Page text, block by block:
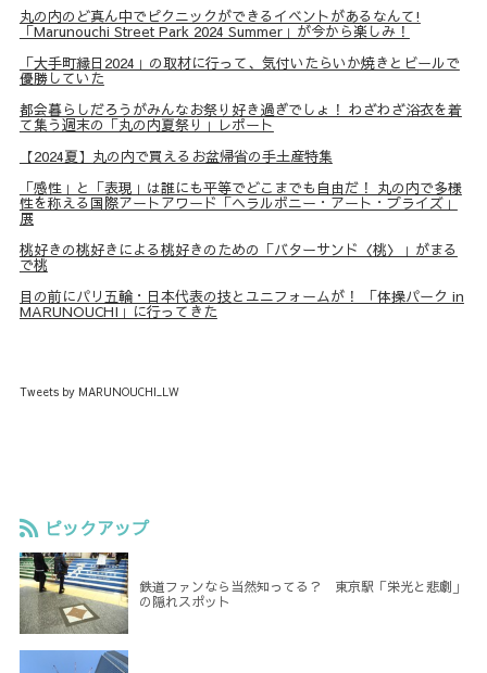
丸の内のど真ん中でピクニックができるイベントがあるなんて!
「Marunouchi Street Park 2024 Summer」が今から楽しみ！
「大手町縁日2024」の取材に行って、気付いたらいか焼きとビールで
優勝していた
都会暮らしだろうがみんなお祭り好き過ぎでしょ！ わざわざ浴衣を着
て集う週末の「丸の内夏祭り」レポート
【2024夏】丸の内で買えるお盆帰省の手土産特集
「感性」と「表現」は誰にも平等でどこまでも自由だ！ 丸の内で多様
性を称える国際アートアワード「ヘラルボニー・アート・プライズ」
展
桃好きの桃好きによる桃好きのための「バターサンド〈桃〉」がまる
で桃
目の前にパリ五輪・日本代表の技とユニフォームが！ 「体操パーク in
MARUNOUCHI」に行ってきた
Tweets by MARUNOUCHI_LW
ピックアップ
鉄道ファンなら当然知ってる？ 東京駅「栄光と悲劇」
の隠れスポット